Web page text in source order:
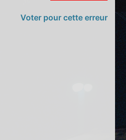
Voter pour cette erreur